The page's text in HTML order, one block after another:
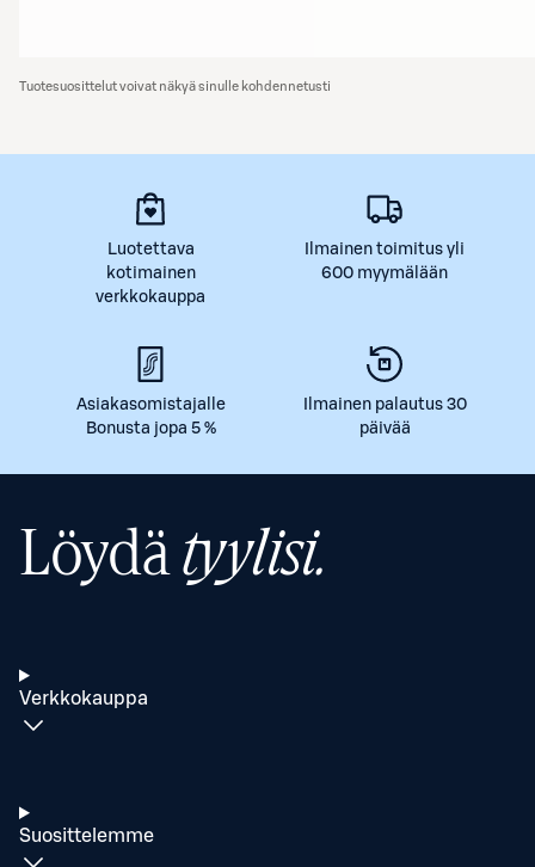
Tuotesuosittelut voivat näkyä sinulle kohdennetusti
Luotettava
kotimainen
verkkokauppa
Ilmainen toimitus yli
600 myymälään
Asiakasomistajalle
Bonusta jopa 5 %
Ilmainen palautus 30
päivää
Löydätyylisi.
Verkkokauppa
Suosittelemme